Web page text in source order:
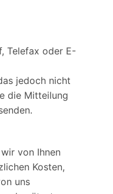
Telefax oder E-
jedoch nicht
die Mitteilung
von Ihnen
Kosten,
uns